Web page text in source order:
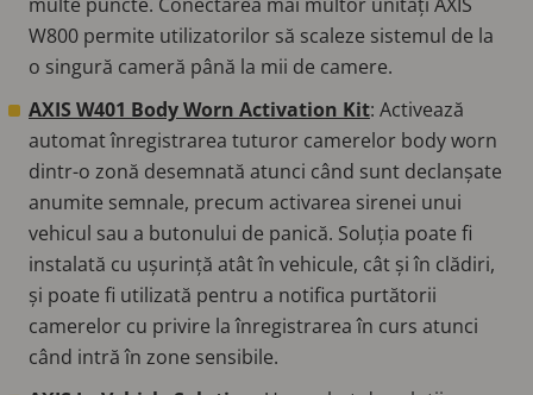
W800 permite utilizatorilor să scaleze sistemul de la
o singură cameră până la mii de camere.
AXIS W401 Body Worn Activation Kit: Activează
automat înregistrarea tuturor camerelor body worn
dintr-o zonă desemnată atunci când sunt declanșate
anumite semnale, precum activarea sirenei unui
vehicul sau a butonului de panică. Soluția poate fi
instalată cu ușurință atât în vehicule, cât și în clădiri,
și poate fi utilizată pentru a notifica purtătorii
camerelor cu privire la înregistrarea în curs atunci
când intră în zone sensibile.